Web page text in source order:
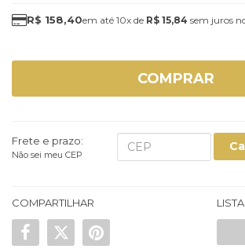
R$ 158,40 10x de R$ 15,84 sem juros
COMPRAR
Frete e prazo:
Não sei meu CEP
COMPARTILHAR